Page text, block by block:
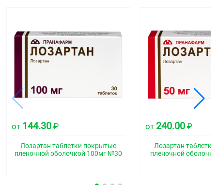
от 144.30 ₽
Лозартан таблетки покрытые
пленочной оболочкой 100мг №30
от 240.00 ₽
Лозартан
пленочной